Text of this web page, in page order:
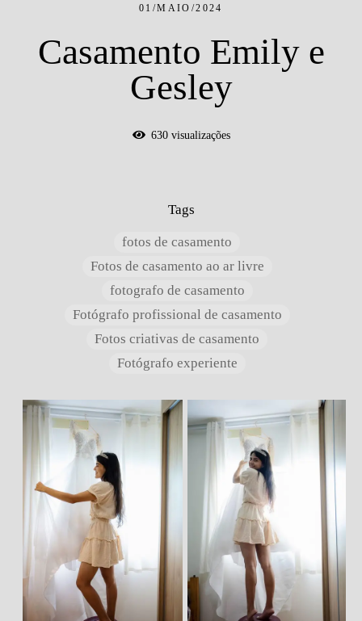
01/MAIO/2024
Casamento Emily e
Gesley
630visualizações
Tags
fotos de casamento
Fotos de casamento ao ar livre
fotografo de casamento
Fotógrafo profissional de casamento
Fotos criativas de casamento
Fotógrafo experiente